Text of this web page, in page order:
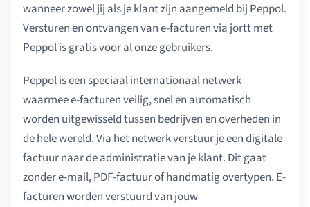
wanneer zowel jij als je klant zijn aangemeld bij Peppol.
Versturen en ontvangen van e-facturen via jortt met
Peppol is gratis voor al onze gebruikers.
Peppol is een speciaal internationaal netwerk
waarmee e-facturen veilig, snel en automatisch
worden uitgewisseld tussen bedrijven en overheden in
de hele wereld. Via het netwerk verstuur je een digitale
factuur naar de administratie van je klant. Dit gaat
zonder e-mail, PDF-factuur of handmatig overtypen. E-
facturen worden verstuurd van jouw